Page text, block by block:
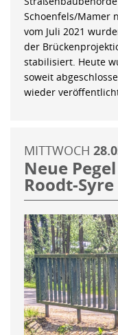
Schoenfels/Mamer
vom Juli 2021
der
stabilisiert. Heute
soweit
wieder
MITTWOCH
Neue
Roodt-